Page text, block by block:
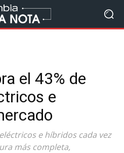
el 43% de
e
e híbridos cada vez
más completa,